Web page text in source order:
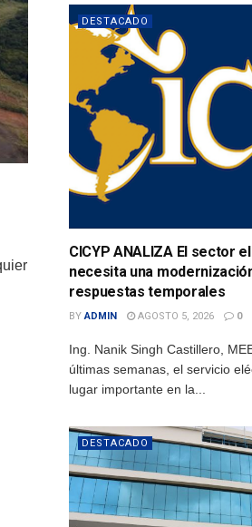
DESTACADO
CICYP ANALIZA El sector
necesita una
respuestas temporales
BY ADMIN AGOSTO 5, 2026 0
Ing. Nanik Singh Castillero,
últimas semanas, el servicio
lugar importante en la...
DESTACADO